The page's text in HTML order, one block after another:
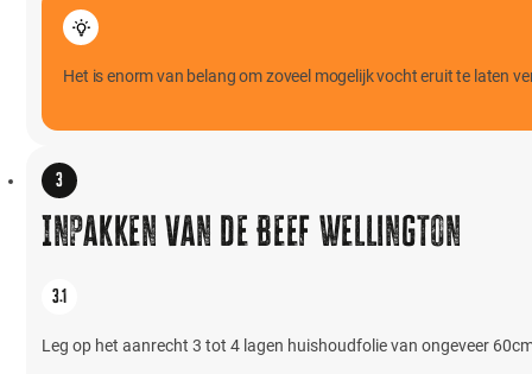
Het is enorm van belang om zoveel mogelijk vocht eruit te laten
Inpakken van de Beef Wellington
Leg op het aanrecht 3 tot 4 lagen huishoudfolie van ongeveer